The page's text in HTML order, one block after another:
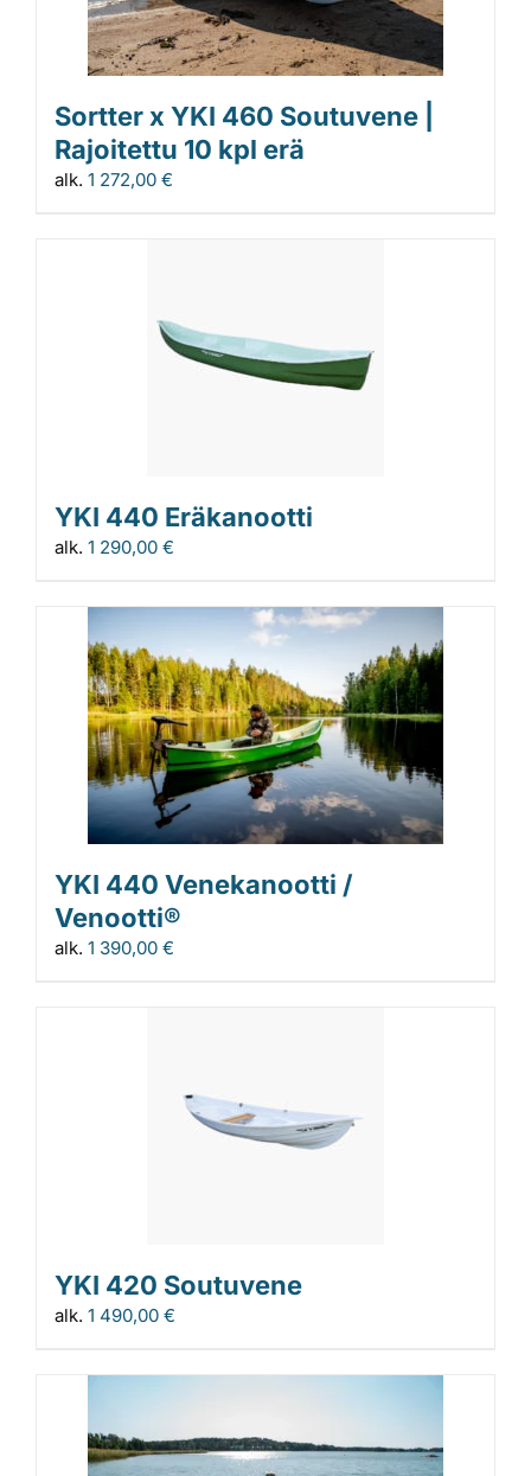
Sortter x YKI 460 Soutuvene |
Rajoitettu 10 kpl erä
alk. 1 272,00 €
YKI 440 Eräkanootti
alk. 1 290,00 €
YKI 440 Venekanootti /
Venootti®
alk. 1 390,00 €
YKI 420 Soutuvene
alk. 1 490,00 €